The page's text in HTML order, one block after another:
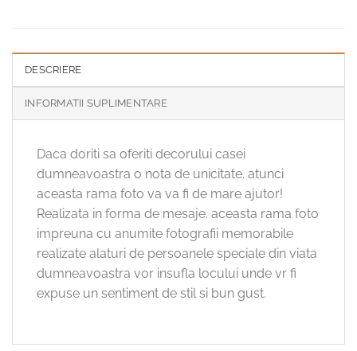
DESCRIERE
INFORMATII SUPLIMENTARE
Daca doriti sa oferiti decorului casei
dumneavoastra o nota de unicitate. atunci
aceasta rama foto va va fi de mare ajutor!
Realizata in forma de mesaje. aceasta rama foto
impreuna cu anumite fotografii memorabile
realizate alaturi de persoanele speciale din viata
dumneavoastra vor insufla locului unde vr fi
expuse un sentiment de stil si bun gust.